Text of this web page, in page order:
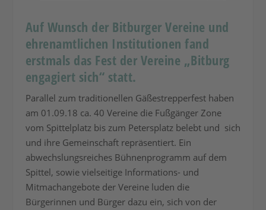
Auf Wunsch der Bitburger Vereine und
ehrenamtlichen Institutionen fand
erstmals das Fest der Vereine „Bitburg
engagiert sich“ statt.
Parallel zum traditionellen Gäßestrepperfest haben
am 01.09.18 ca. 40 Vereine die Fußgänger Zone
vom Spittelplatz bis zum Petersplatz belebt und sich
und ihre Gemeinschaft repräsentiert. Ein
abwechslungsreiches Bühnenprogramm auf dem
Spittel, sowie vielseitige Informations- und
Mitmachangebote der Vereine luden die
Bürgerinnen und Bürger dazu ein, sich von der